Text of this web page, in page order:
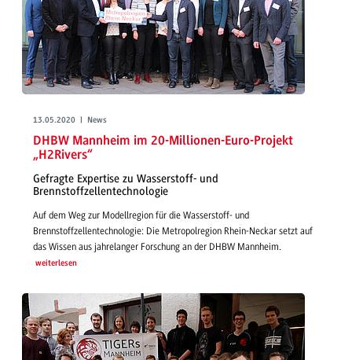
13.05.2020 | News
DHBW Mannheim im 20-Millionen-Euro-Projekt
„H2Rivers“
Gefragte Expertise zu Wasserstoff- und
Brennstoffzellentechnologie
Auf dem Weg zur Modellregion für die Wasserstoff- und
Brennstoffzellentechnologie: Die Metropolregion Rhein-Neckar setzt auf
das Wissen aus jahrelanger Forschung an der DHBW Mannheim.
weiterlesen